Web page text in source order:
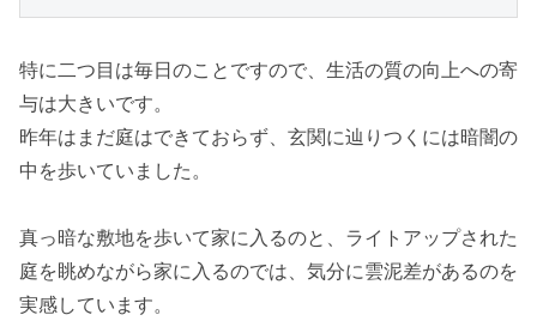
特に二つ目は毎日のことですので、生活の質の向上への寄
与は大きいです。
昨年はまだ庭はできておらず、玄関に辿りつくには暗闇の
中を歩いていました。
真っ暗な敷地を歩いて家に入るのと、ライトアップされた
庭を眺めながら家に入るのでは、気分に雲泥差があるのを
実感しています。